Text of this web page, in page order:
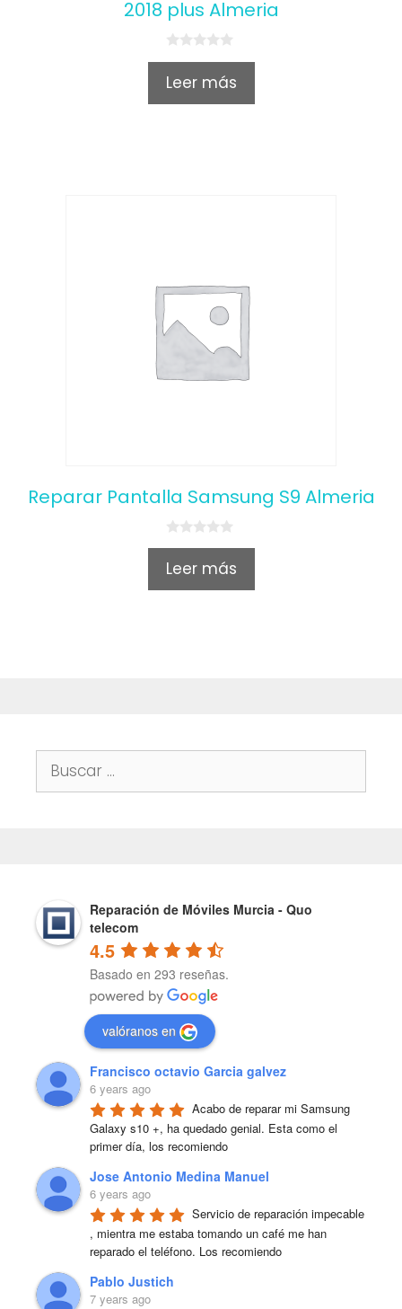
2018 plus Almeria
0
u
Leer más
Reparar Pantalla Samsung S9 Almeria
0
u
Leer más
Buscar:
Reparación de Móviles Murcia - Quo
telecom
4.5
Basado en 293 reseñas.
valóranos en
Francisco octavio Garcia galvez
6 years ago
Acabo de reparar mi Samsung
Galaxy s10 +, ha quedado genial. Esta como el
primer día, los recomiendo
Jose Antonio Medina Manuel
6 years ago
Servicio de reparación impecable
, mientra me estaba tomando un café me han
reparado el teléfono. Los recomiendo
Pablo Justich
7 years ago